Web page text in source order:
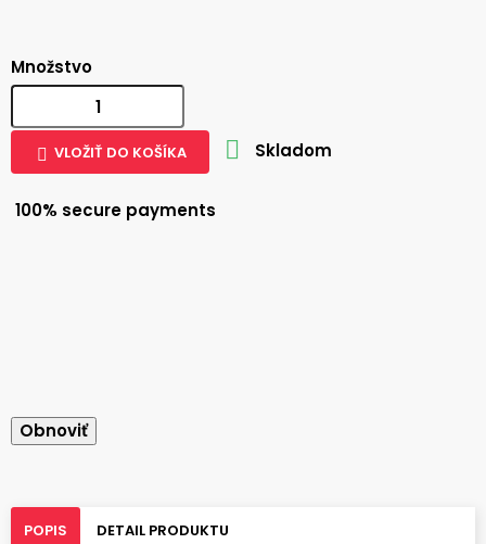
Množstvo
 VLOŽIŤ DO KOŠÍKA  Skladom
100% secure payments
POPIS DETAIL PRODUKTU